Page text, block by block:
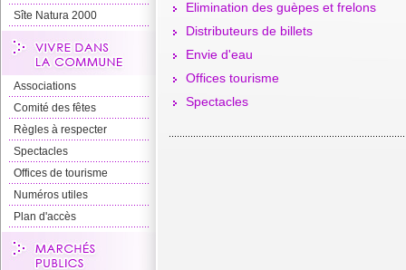
Sîte Natura 2000
Associations
Comité des fêtes
Règles à respecter
Spectacles
Offices de tourisme
Numéros utiles
Plan d'accès
Elimination des guèpes et frelons
Distributeurs de billets
Envie d'eau
Offices tourisme
Spectacles